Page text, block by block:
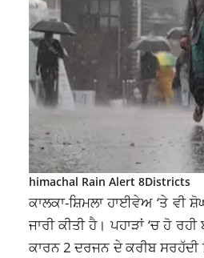
himachal Rain Alert 8Districts
ਕਾਲਕਾ-ਸ਼ਿਮਲਾ ਹਾਈਵੇਅ ‘ਤੇ ਵੀ
ਜਾਰੀ ਕੀਤੀ ਹੈ। ਪਹਾੜਾਂ ‘ਚ ਹੋ
ਕਾਰਨ 2 ਦਰਜਨ ਦੇ ਕਰੀਬ ਸਰਹੱਦੀ